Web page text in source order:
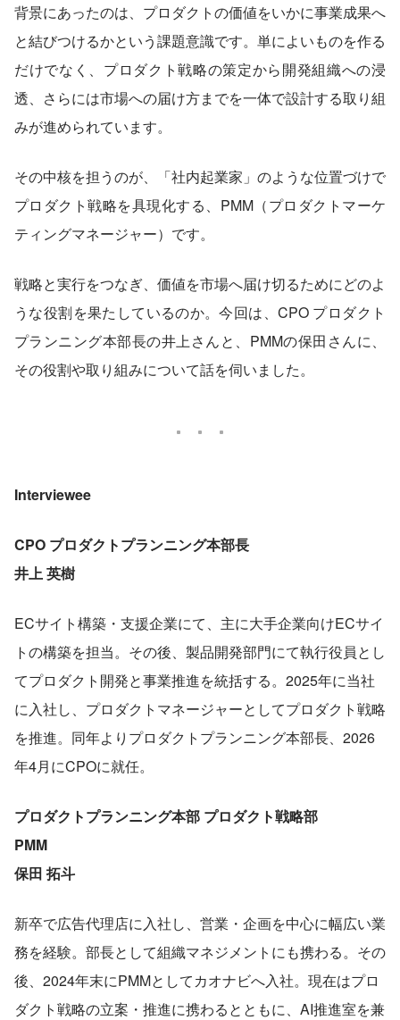
背景にあったのは、プロダクトの価値をいかに事業成果へ
と結びつけるかという課題意識です。単によいものを作る
だけでなく、プロダクト戦略の策定から開発組織への浸
透、さらには市場への届け方までを一体で設計する取り組
みが進められています。
その中核を担うのが、「社内起業家」のような位置づけで
プロダクト戦略を具現化する、PMM（プロダクトマーケ
ティングマネージャー）です。
戦略と実行をつなぎ、価値を市場へ届け切るためにどのよ
うな役割を果たしているのか。今回は、CPO プロダクト
プランニング本部長の井上さんと、PMMの保田さんに、
その役割や取り組みについて話を伺いました。
Interviewee
CPO プロダクトプランニング本部長
井上 英樹
ECサイト構築・支援企業にて、主に大手企業向けECサイ
トの構築を担当。その後、製品開発部門にて執行役員とし
てプロダクト開発と事業推進を統括する。2025年に当社
に入社し、プロダクトマネージャーとしてプロダクト戦略
を推進。同年よりプロダクトプランニング本部長、2026
年4月にCPOに就任。
プロダクトプランニング本部 プロダクト戦略部
PMM
保田 拓斗
新卒で広告代理店に入社し、営業・企画を中心に幅広い業
務を経験。部長として組織マネジメントにも携わる。その
後、2024年末にPMMとしてカオナビへ入社。現在はプロ
ダクト戦略の立案・推進に携わるとともに、AI推進室を兼